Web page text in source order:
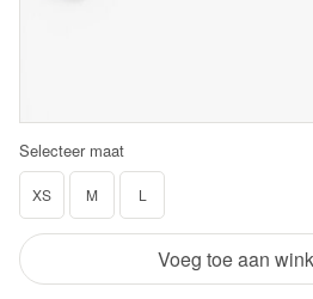
Selecteer maat
XS M L
Voeg toe aan